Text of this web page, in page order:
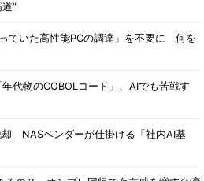
”
ていた高性能PCの調達」を不要に 何を
代物のCOBOLコード」、AIでも苦戦す
却 NASベンダーが仕掛ける「社内AI基